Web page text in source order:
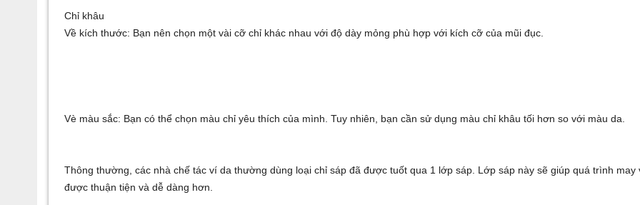
Chỉ khâu
Về kích thước: Bạn nên chọn một vài cỡ chỉ khác nhau với độ dày mỏng phù hợp với kích cỡ của mũi đục.
Vè màu sắc: Bạn có thể chọn màu chỉ yêu thích của mình. Tuy nhiên, bạn cần sử dụng màu chỉ khâu tối hơn so với màu da.
Thông thường, các nhà chế tác ví da thường dùng loại chỉ sáp đã được tuốt qua 1 lớp sáp. Lớp sáp này sẽ giúp quá trình may
được thuận tiện và dễ dàng hơn.